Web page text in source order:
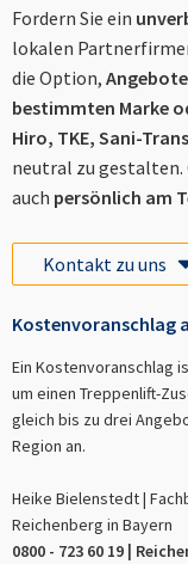
Fordern Sie ein
lokalen
die Option,
bestimmten Marke
Hiro, TKE, Sani-
neutral zu gestalten.
auch persönlich am
Kontakt zu uns
Kostenvoranschlag
Ein Kostenvoranschlag
um einen Treppenlift-
gleich bis zu drei
Region an.
Heike Bielenstedt |
Reichenberg in Bayern
0800 - 723 60 19 |